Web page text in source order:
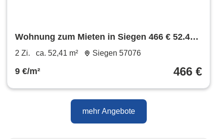
Wohnung zum Mieten in Siegen 466 € 52.41
m²
2 Zi. ca. 52,41 m² Siegen 57076
9 €/m² 466 €
mehr Angebote